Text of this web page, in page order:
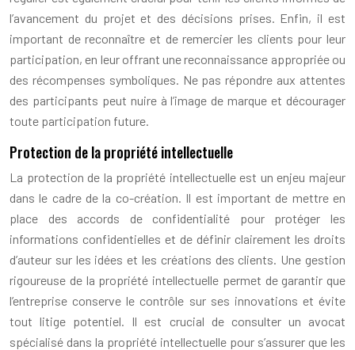
l’avancement du projet et des décisions prises. Enfin, il est
important de reconnaître et de remercier les clients pour leur
participation, en leur offrant une reconnaissance appropriée ou
des récompenses symboliques. Ne pas répondre aux attentes
des participants peut nuire à l’image de marque et décourager
toute participation future.
Protection de la propriété intellectuelle
La protection de la propriété intellectuelle est un enjeu majeur
dans le cadre de la co-création. Il est important de mettre en
place des accords de confidentialité pour protéger les
informations confidentielles et de définir clairement les droits
d’auteur sur les idées et les créations des clients. Une gestion
rigoureuse de la propriété intellectuelle permet de garantir que
l’entreprise conserve le contrôle sur ses innovations et évite
tout litige potentiel. Il est crucial de consulter un avocat
spécialisé dans la propriété intellectuelle pour s’assurer que les